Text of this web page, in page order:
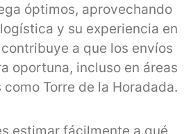
óptimos, aprovechando
y su experiencia en
a que los envíos
oportuna, incluso en áreas
Torre de la Horadada.
estimar fácilmente a qué